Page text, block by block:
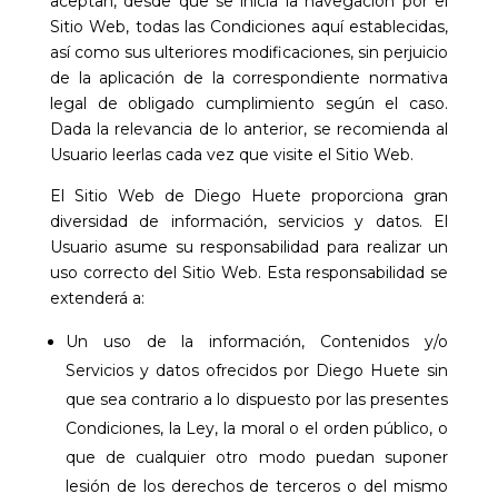
Sitio Web, todas las Condiciones aquí establecidas,
así como sus ulteriores modificaciones, sin perjuicio
de la aplicación de la correspondiente normativa
legal de obligado cumplimiento según el caso.
Dada la relevancia de lo anterior, se recomienda al
Usuario leerlas cada vez que visite el Sitio Web.
El Sitio Web de Diego Huete proporciona gran
diversidad de información, servicios y datos. El
Usuario asume su responsabilidad para realizar un
uso correcto del Sitio Web. Esta responsabilidad se
extenderá a:
Un uso de la información, Contenidos y/o
Servicios y datos ofrecidos por Diego Huete sin
que sea contrario a lo dispuesto por las presentes
Condiciones, la Ley, la moral o el orden público, o
que de cualquier otro modo puedan suponer
lesión de los derechos de terceros o del mismo